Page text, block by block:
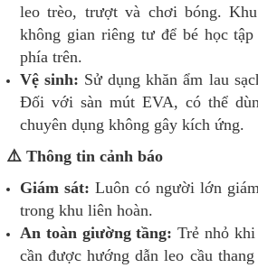
leo trèo, trượt và chơi bóng.
không gian riêng tư để bé học
phía trên.
Vệ sinh: Sử dụng khăn ẩm lau
Đối với sàn mút EVA, có thể
chuyên dụng không gây kích ứng.
⚠️ Thông tin cảnh báo
Giám sát: Luôn có người lớn
trong khu liên hoàn.
An toàn giường tầng: Trẻ nhỏ
cần được hướng dẫn leo cầu